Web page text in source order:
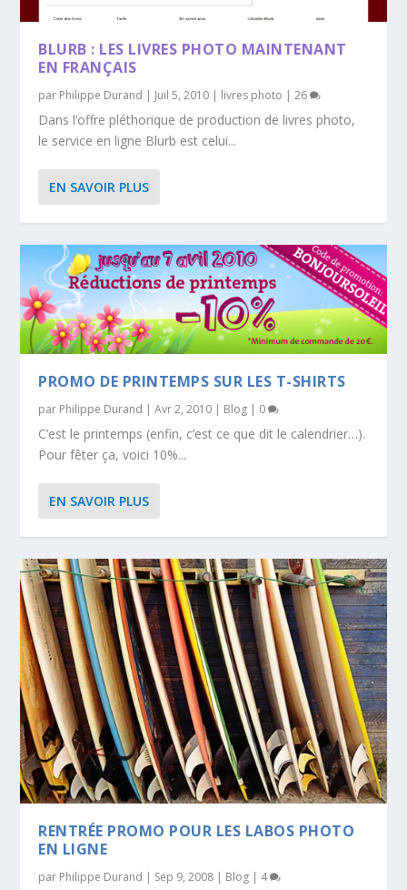
BLURB : LES LIVRES PHOTO MAINTENANT
EN FRANÇAIS
par Philippe Durand | Juil 5, 2010 | livres photo |26
Dans l’offre pléthorique de production de livres photo,
le service en ligne Blurb est celui...
EN SAVOIR PLUS
PROMO DE PRINTEMPS SUR LES T-SHIRTS
par Philippe Durand |Avr 2, 2010 | Blog | 0
C’est le printemps (enfin, c’est ce que dit le calendrier…).
Pour fêter ça, voici 10%...
EN SAVOIR PLUS
RENTRÉE PROMO POUR LES LABOS PHOTO
EN LIGNE
par Philippe Durand | Sep 9, 2008 | Blog | 4